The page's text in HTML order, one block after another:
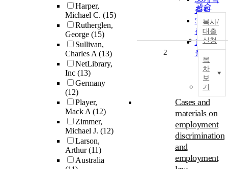
Harper,
Michael C. (15)
Rutherglen,
George (15)
Sullivan,
Charles A(13)
NetLibrary,
Inc (13)
Germany
(12)
Player,
Mack A(12)
Zimmer,
Michael J. (12)
Larson,
Arthur(11)
Australia
관순
출력
50개씩
출력
100개씩
출력
복사/
대출
신청
목
차
보
기
2
Cases and
materials on
employment
discrimination
and
employment